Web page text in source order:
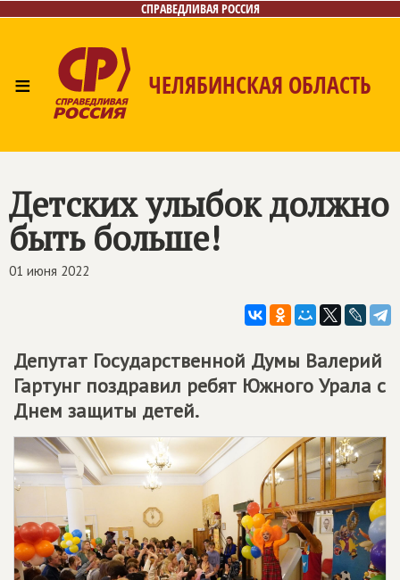
СПРАВЕДЛИВАЯ РОССИЯ
≡ ЧЕЛЯБИНСКАЯ ОБЛАСТЬ
Контакты
Детских улыбок должно
быть больше!
01 июня 2022
Депутат Государственной Думы Валерий
Гартунг поздравил ребят Южного Урала с
Днем защиты детей.